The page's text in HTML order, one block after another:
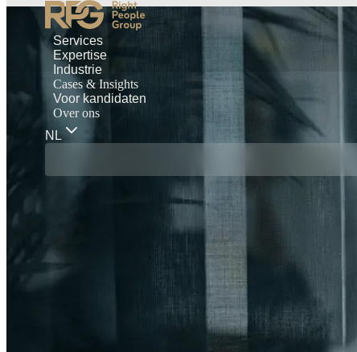
Services
Expertise
Industrie
Cases & Insights
Voor kandidaten
Over ons
NL